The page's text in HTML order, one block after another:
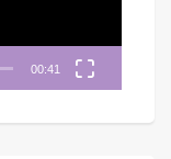
00:41